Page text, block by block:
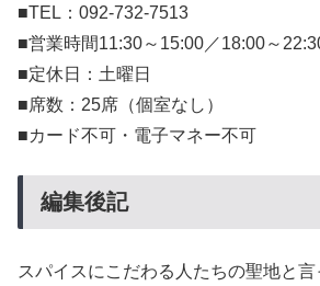
■TEL：092-732-7513
■営業時間11:30～15:00／18:00～
■定休日：土曜日
■席数：25席（個室なし）
■カード不可・電子マネー不可
編集後記
スパイスにこだわる人たちの聖地と言